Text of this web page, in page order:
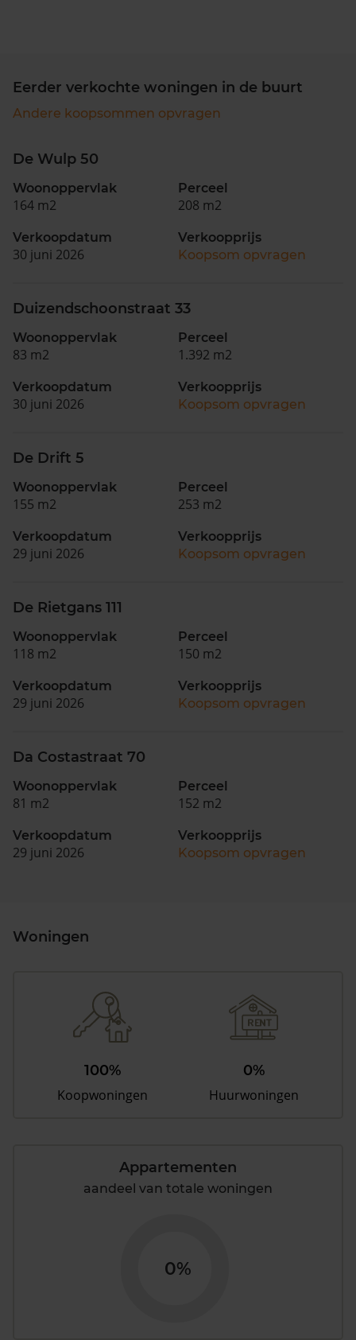
Eerder verkochte woningen in de buurt
Andere koopsommen opvragen
De Wulp 50
Woonoppervlak
164 m2
Perceel
208 m2
Verkoopdatum
30 juni 2026
Verkoopprijs
Koopsom opvragen
Duizendschoonstraat 33
Woonoppervlak
83 m2
Perceel
1.392 m2
Verkoopdatum
30 juni 2026
Verkoopprijs
Koopsom opvragen
De Drift 5
Woonoppervlak
155 m2
Perceel
253 m2
Verkoopdatum
29 juni 2026
Verkoopprijs
Koopsom opvragen
De Rietgans 111
Woonoppervlak
118 m2
Perceel
150 m2
Verkoopdatum
29 juni 2026
Verkoopprijs
Koopsom opvragen
Da Costastraat 70
Woonoppervlak
81 m2
Perceel
152 m2
Verkoopdatum
29 juni 2026
Verkoopprijs
Koopsom opvragen
Woningen
100%
Koopwoningen
0%
Huurwoningen
Appartementen
aandeel van totale woningen
0%